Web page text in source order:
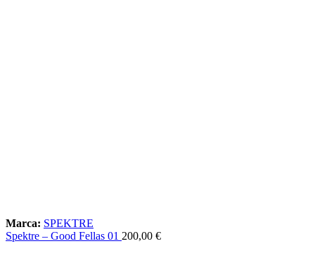
Marca: SPEKTRE
Spektre – Good Fellas 01 200,00 €